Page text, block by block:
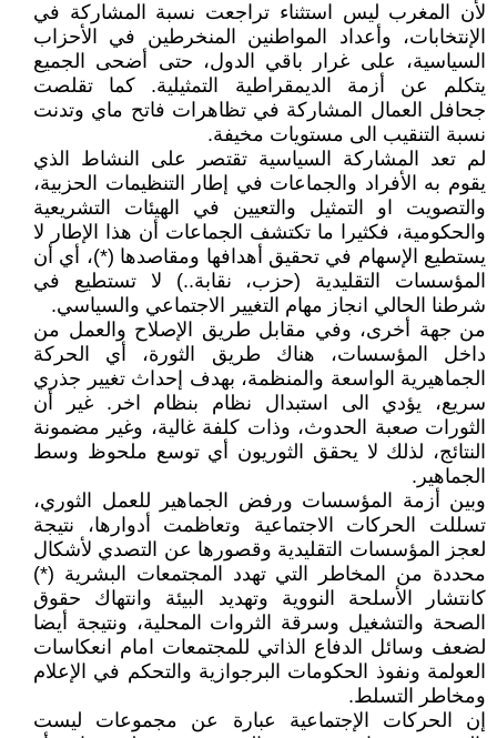
لأن المغرب ليس استثناء تراجعت نسبة المشاركة في
الإنتخابات، وأعداد المواطنين المنخرطين في الأحزاب
السياسية، على غرار باقي الدول، حتى أضحى الجميع
يتكلم عن أزمة الديمقراطية التمثيلية. كما تقلصت
جحافل العمال المشاركة في تظاهرات فاتح ماي وتدنت
نسبة التنقيب الى مستويات مخيفة.
لم تعد المشاركة السياسية تقتصر على النشاط الذي
يقوم به الأفراد والجماعات في إطار التنظيمات الحزبية،
والتصويت او التمثيل والتعيين في الهيئات التشريعية
والحكومية، فكثيرا ما تكتشف الجماعات أن هذا الإطار لا
يستطيع الإسهام في تحقيق أهدافها ومقاصدها (*)، أي أن
المؤسسات التقليدية (حزب، نقابة..) لا تستطيع في
شرطنا الحالي انجاز مهام التغيير الاجتماعي والسياسي.
من جهة أخرى، وفي مقابل طريق الإصلاح والعمل من
داخل المؤسسات، هناك طريق الثورة، أي الحركة
الجماهيرية الواسعة والمنظمة، بهدف إحداث تغيير جذري
سريع، يؤدي الى استبدال نظام بنظام اخر. غير أن
الثورات صعبة الحدوث، وذات كلفة غالية، وغير مضمونة
النتائج، لذلك لا يحقق الثوريون أي توسع ملحوظ وسط
الجماهير.
وبين أزمة المؤسسات ورفض الجماهير للعمل الثوري،
تسللت الحركات الاجتماعية وتعاظمت أدوارها، نتيجة
لعجز المؤسسات التقليدية وقصورها عن التصدي لأشكال
محددة من المخاطر التي تهدد المجتمعات البشرية (*)
كانتشار الأسلحة النووية وتهديد البيئة وانتهاك حقوق
الصحة والتشغيل وسرقة الثروات المحلية، ونتيجة أيضا
لضعف وسائل الدفاع الذاتي للمجتمعات امام انعكاسات
العولمة ونفوذ الحكومات البرجوازية والتحكم في الإعلام
ومخاطر التسلط.
إن الحركات الإجتماعية عبارة عن مجموعات ليست